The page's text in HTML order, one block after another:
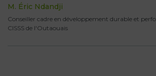
M. Éric Ndandji
Conseiller cadre en développement durable et
CISSS de l'Outaouais